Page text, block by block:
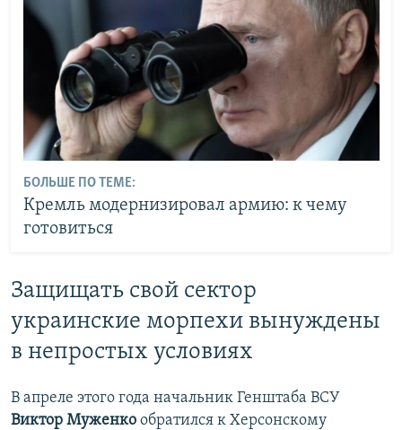
БОЛЬШЕ ПО ТЕМЕ:
Кремль модернизировал армию: к чему
готовиться
Защищать свой сектор
украинские морпехи вынуждены
в непростых условиях
В апреле этого года начальник Генштаба ВСУ
Виктор Муженко обратился к Херсонскому